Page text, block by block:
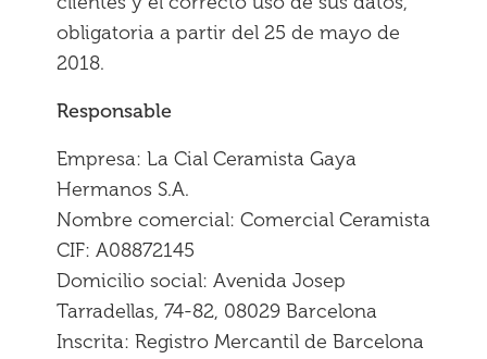
obligatoria a partir del 25 de mayo de
2018.
Responsable
Empresa: La Cial Ceramista Gaya
Hermanos S.A.
Nombre comercial: Comercial Ceramista
CIF: A08872145
Domicilio social: Avenida Josep
Tarradellas, 74-82, 08029 Barcelona
Inscrita: Registro Mercantil de Barcelona